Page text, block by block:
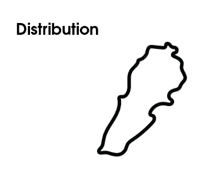
Distribution